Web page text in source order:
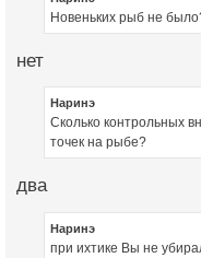
Новеньких рыб не
нет
Наринэ
Сколько контрольных
точек на рыбе?
два
Наринэ
при ихтике Вы не